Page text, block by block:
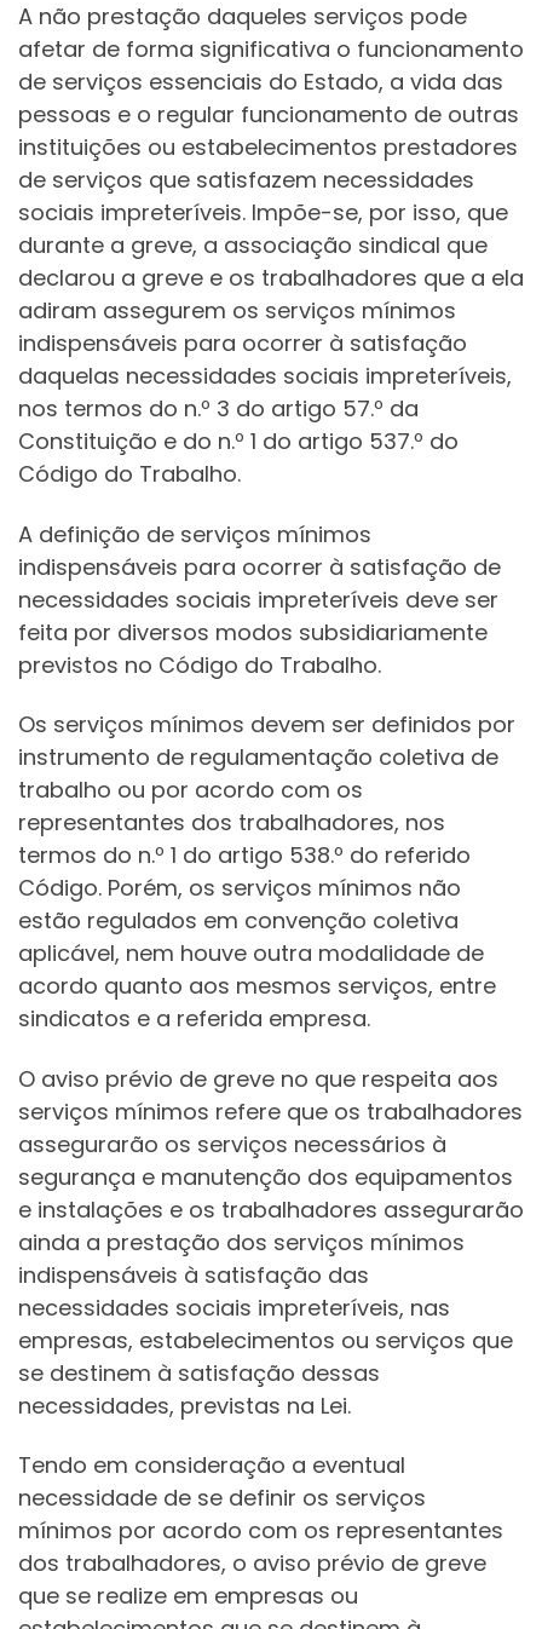
A não prestação daqueles serviços pode
afetar de forma significativa o funcionamento
de serviços essenciais do Estado, a vida das
pessoas e o regular funcionamento de outras
instituições ou estabelecimentos prestadores
de serviços que satisfazem necessidades
sociais impreteríveis. Impõe-se, por isso, que
durante a greve, a associação sindical que
declarou a greve e os trabalhadores que a ela
adiram assegurem os serviços mínimos
indispensáveis para ocorrer à satisfação
daquelas necessidades sociais impreteríveis,
nos termos do n.º 3 do artigo 57.º da
Constituição e do n.º 1 do artigo 537.º do
Código do Trabalho.
A definição de serviços mínimos
indispensáveis para ocorrer à satisfação de
necessidades sociais impreteríveis deve ser
feita por diversos modos subsidiariamente
previstos no Código do Trabalho.
Os serviços mínimos devem ser definidos por
instrumento de regulamentação coletiva de
trabalho ou por acordo com os
representantes dos trabalhadores, nos
termos do n.º 1 do artigo 538.º do referido
Código. Porém, os serviços mínimos não
estão regulados em convenção coletiva
aplicável, nem houve outra modalidade de
acordo quanto aos mesmos serviços, entre
sindicatos e a referida empresa.
O aviso prévio de greve no que respeita aos
serviços mínimos refere que os trabalhadores
assegurarão os serviços necessários à
segurança e manutenção dos equipamentos
e instalações e os trabalhadores assegurarão
ainda a prestação dos serviços mínimos
indispensáveis à satisfação das
necessidades sociais impreteríveis, nas
empresas, estabelecimentos ou serviços que
se destinem à satisfação dessas
necessidades, previstas na Lei.
Tendo em consideração a eventual
necessidade de se definir os serviços
mínimos por acordo com os representantes
dos trabalhadores, o aviso prévio de greve
que se realize em empresas ou